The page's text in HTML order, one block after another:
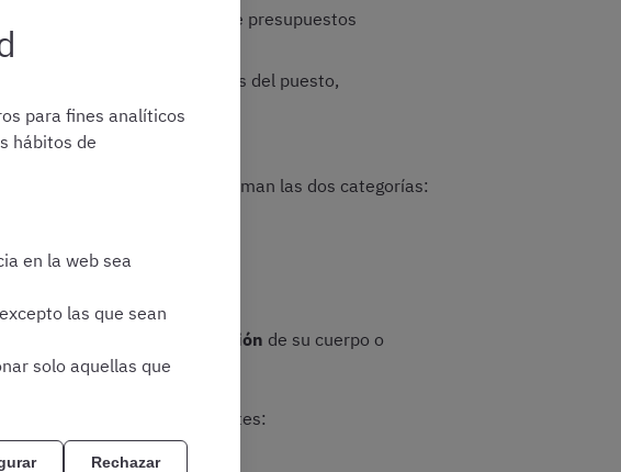
fijados por las leyes de presupuestos
función de las características del puesto,
retributivos que conforman las dos categorías:
según la adscripción de su cuerpo o
en el mismo.
en Galicia serán las siguientes:
para fines analíticos
hábitos de
en la web sea
las que sean
solo aquellas que
Rechazar